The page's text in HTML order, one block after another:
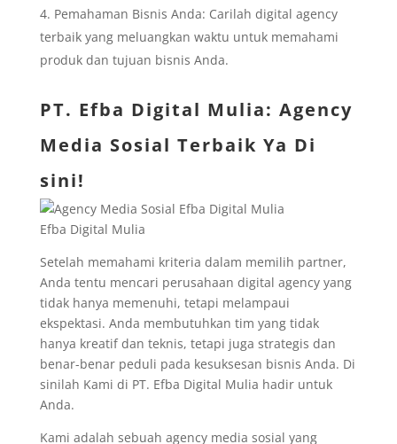
Pemahaman Bisnis Anda: Carilah digital agency
terbaik yang meluangkan waktu untuk memahami
produk dan tujuan bisnis Anda.
PT. Efba Digital Mulia: Agency
Media Sosial Terbaik Ya Di
sini!
Efba Digital Mulia
Setelah memahami kriteria dalam memilih partner,
Anda tentu mencari perusahaan digital agency yang
tidak hanya memenuhi, tetapi melampaui
ekspektasi. Anda membutuhkan tim yang tidak
hanya kreatif dan teknis, tetapi juga strategis dan
benar-benar peduli pada kesuksesan bisnis Anda. Di
sinilah Kami di PT. Efba Digital Mulia hadir untuk
Anda.
Kami adalah sebuah agency media sosial yang